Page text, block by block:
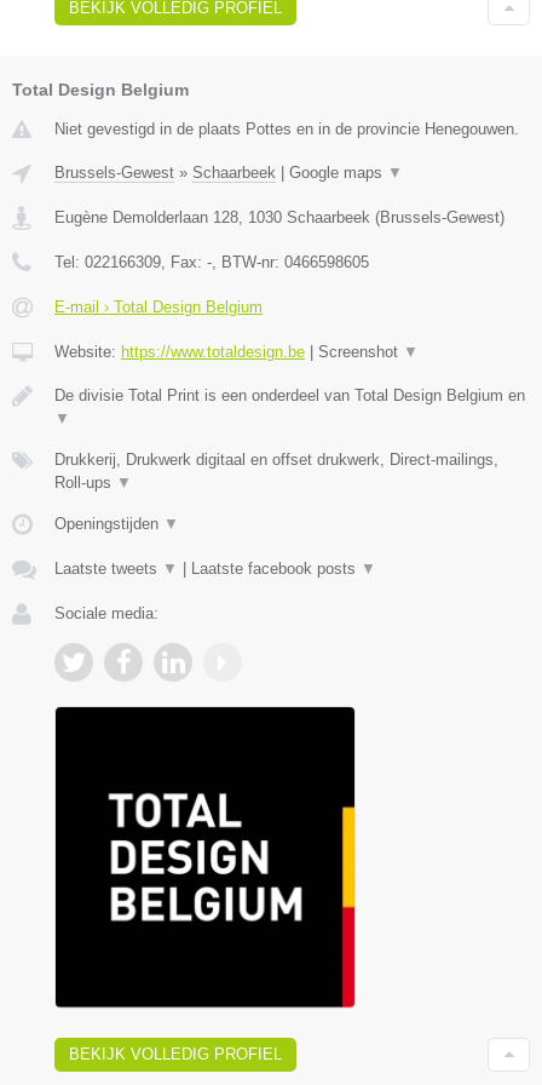
BEKIJK VOLLEDIG PROFIEL
Total Design Belgium
Niet gevestigd in de plaats Pottes en in de provincie Henegouwen.
Brussels-Gewest » Schaarbeek Google maps ▼
Eugène Demolderlaan 128 1030 Schaarbeek (Brussels-Gewest)
Tel: 022166309 , Fax: - , BTW-nr: 0466598605
E-mail › Total Design Belgium
Website: https://www.totaldesign.be Screenshot ▼
De divisie Total Print is een onderdeel van Total Design Belgium en
▼
Drukkerij, Drukwerk digitaal en offset drukwerk, Direct-mailings,
Roll-ups ▼
Openingstijden ▼
Laatste tweets ▼ Laatste facebook posts ▼
Sociale media:
BEKIJK VOLLEDIG PROFIEL